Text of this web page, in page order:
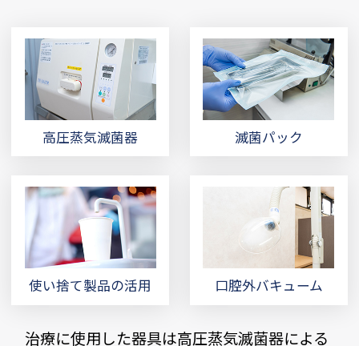
高圧蒸気滅菌器 滅菌パック
使い捨て製品の活用 口腔外バキューム
治療に使用した器具は高圧蒸気滅菌器による